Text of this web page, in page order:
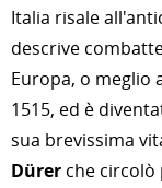
Italia risale
descrive
Europa, o meglio
1515, ed è
sua brevissima
Dürer che circolò